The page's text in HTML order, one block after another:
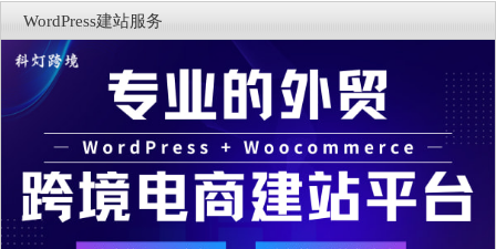
WordPress建站服务